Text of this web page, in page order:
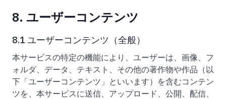
8. ユーザーコンテンツ
8.1 ユーザーコンテンツ（全般）
本サービスの特定の機能により、ユーザーは、画像、フ
ォルダ、データ、テキスト、その他の著作物や作品（以
下「ユーザーコンテンツ」といいます）を含むコンテン
ツを、本サービスに送信、アップロード、公開、配信、